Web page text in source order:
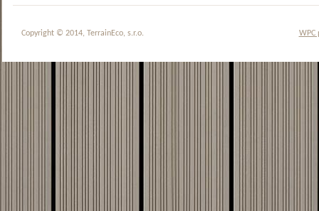
WPC
Copyright © 2014, TerrainEco, s.r.o.